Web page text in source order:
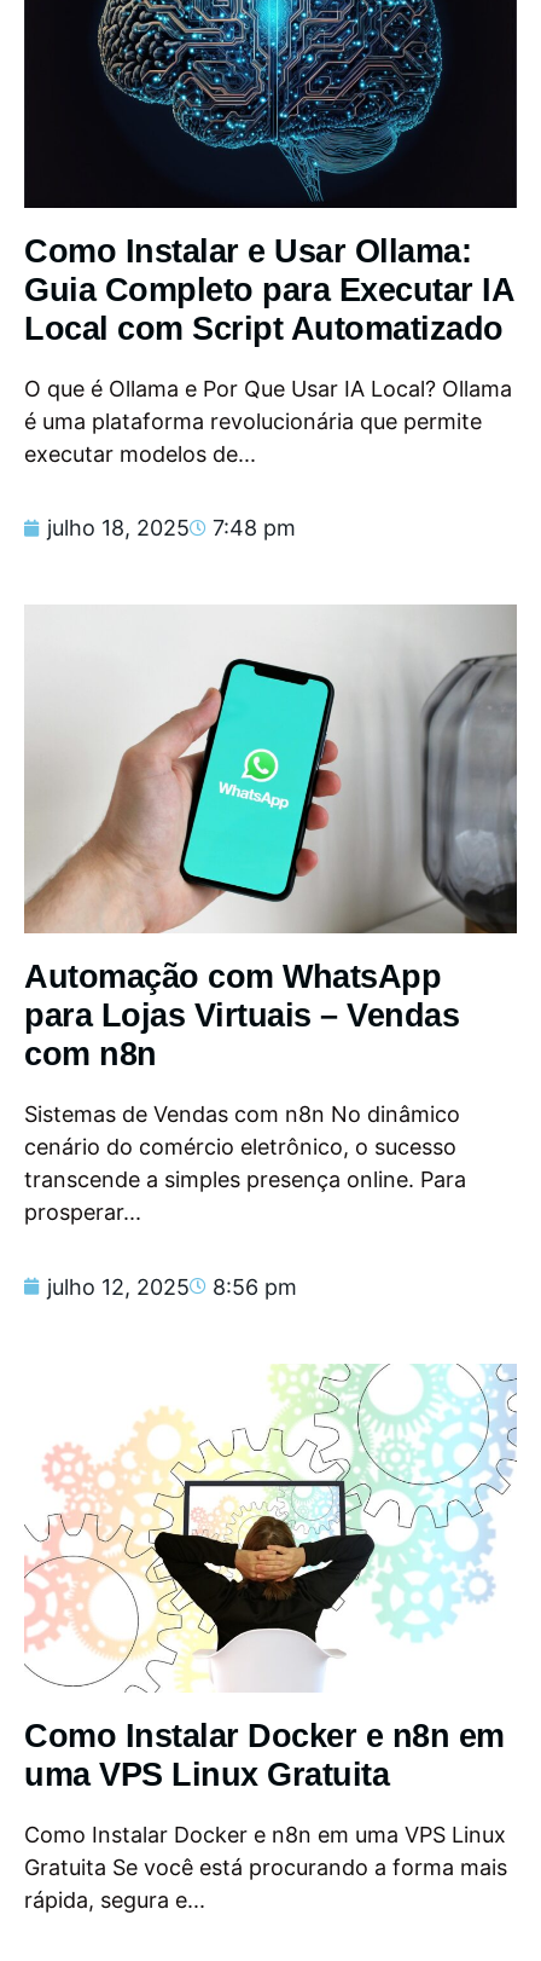
Como Instalar e Usar Ollama:
Guia Completo para Executar IA
Local com Script Automatizado
O que é Ollama e Por Que Usar IA Local? Ollama
é uma plataforma revolucionária que permite
executar modelos de...
julho 18, 2025 7:48 pm
Automação com WhatsApp
para Lojas Virtuais – Vendas
com n8n
Sistemas de Vendas com n8n No dinâmico
cenário do comércio eletrônico, o sucesso
transcende a simples presença online. Para
prosperar...
julho 12, 2025 8:56 pm
Como Instalar Docker e n8n em
uma VPS Linux Gratuita
Como Instalar Docker e n8n em uma VPS Linux
Gratuita Se você está procurando a forma mais
rápida, segura e...